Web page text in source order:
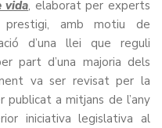
vida, elaborat per experts
prestigi, amb motiu de
d’una llei que reguli
part d’una majoria dels
va ser revisat per la
a mitjans de l’any
iniciativa legislativa al